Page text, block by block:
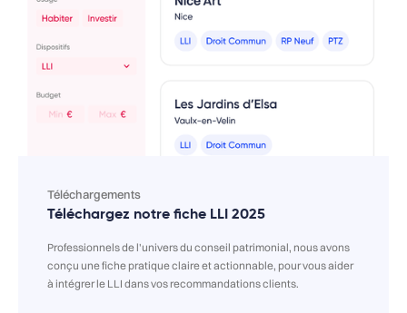
Téléchargements
Téléchargez notre fiche LLI 2025
Professionnels de l'univers du conseil patrimonial, nous avons
conçu une fiche pratique claire et actionnable, pour vous aider
à intégrer le LLI dans vos recommandations clients.